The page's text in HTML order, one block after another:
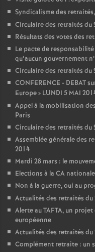
Syndicalisme des
Circulaire des retraités du
Résultats des votes des
Le pacte de
qu’aucun gouvernement
Circulaire des retraités du
CONFERENCE - DEBAT
Europe» LUNDI 5 MAI
Appel à la mobilisation
Paris
Circulaire des retraités du
Assemblée générale des
2014
Mardi 28 mars : le
Elections à la CA
Non à la guerre, oui au
Actualités des retraités du
Alerte auTAFTA, un projet
européenne
Actualités des retraités du
Complément retraite : un